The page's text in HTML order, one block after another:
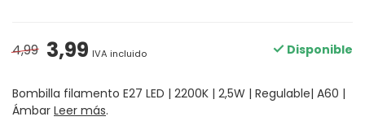
4,99 3,99 IVA incluido Disponible
Bombilla filamento E27 LED | 2200K | 2,5W | Regulable| A60 |
Ámbar Leer más.